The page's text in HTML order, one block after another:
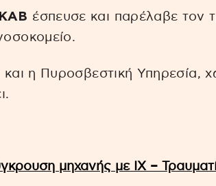
έσπευσε και παρέλαβε τον
και η Πυροσβεστική Υπηρεσία,
μηχανής με ΙΧ –